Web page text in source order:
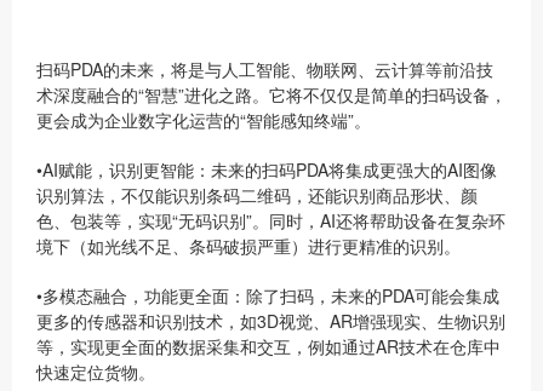
扫码PDA的未来，将是与人工智能、物联网、云计算等前沿技
术深度融合的“智慧”进化之路。它将不仅仅是简单的扫码设备，
更会成为企业数字化运营的“智能感知终端”。
•AI赋能，识别更智能 ：未来的扫码PDA将集成更强大的AI图像
识别算法，不仅能识别条码二维码，还能识别商品形状、颜
色、包装等，实现“无码识别”。同时，AI还将帮助设备在复杂环
境下（如光线不足、条码破损严重）进行更精准的识别。
•多模态融合，功能更全面 ：除了扫码，未来的PDA可能会集成
更多的传感器和识别技术，如3D视觉、AR增强现实、生物识别
等，实现更全面的数据采集和交互，例如通过AR技术在仓库中
快速定位货物。